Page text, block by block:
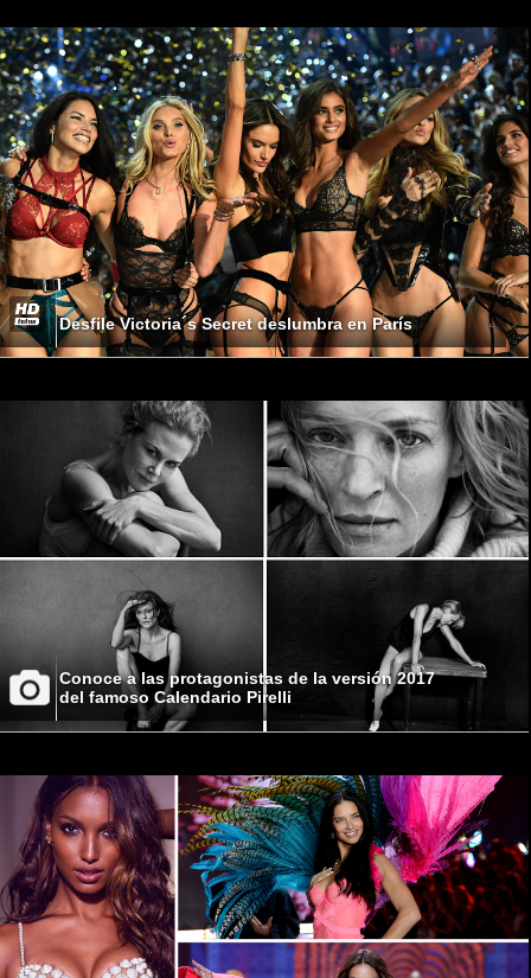
Desfile Victoria´s Secret deslumbra en París
Conoce a las protagonistas de la versión 2017
del famoso Calendario Pirelli